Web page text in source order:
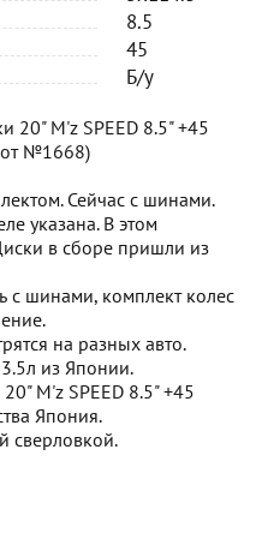
8.5
45
Б/у
20" M'z SPEED 8.5" +45
№1668)
Сейчас с шинами.
указана. В этом
в сборе пришли из
с шинами, комплект колес
на разных авто.
из Японии.
M'z SPEED 8.5" +45
Япония.
сверловкой.